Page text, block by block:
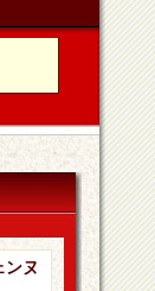
ンヌ